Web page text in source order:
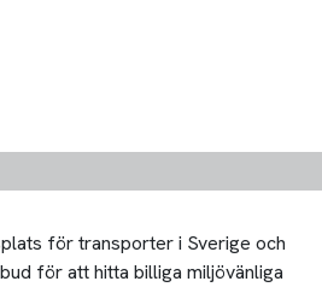
för transporter i Sverige och
för att hitta billiga miljövänliga